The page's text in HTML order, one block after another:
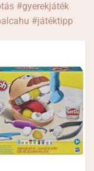
#gyerekjáték
#játéktipp